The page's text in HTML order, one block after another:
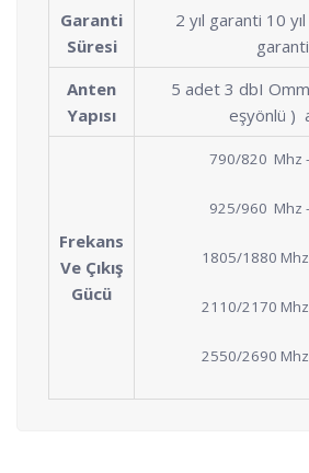
Garanti
Süresi
2 yıl garanti 10
Anten
Yapısı
5 adet 3 dbI
eşyönlü )
Frekans
Ve Çıkış
Gücü
790/820 Mhz
925/960 Mhz
1805/1880
2110/2170
2550/2690